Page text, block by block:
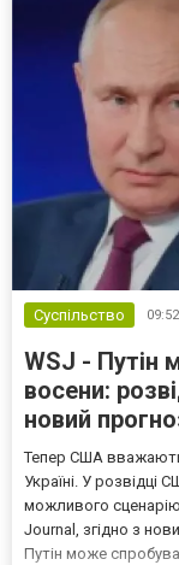
Суспільство
WSJ - Путін
восени:
новий
Тепер США
Україні. У розвідці
можливого
Journal, згідно з
Путін може